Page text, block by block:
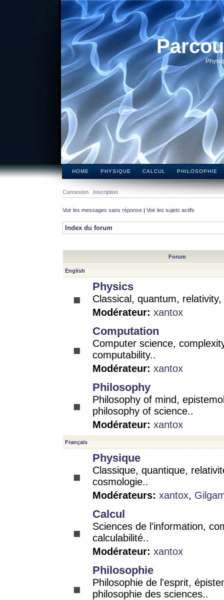
HOME PHYSIQUE CALCUL PHILOSOPHIE
Connexion Inscription
Voir les messages sans réponse | Voir les sujets actifs
Index du forum
Forum
English
Physics
Classical, quantum,
Modérateur: xantox
Computation
Computer science,
computability..
Modérateur: xantox
Philosophy
Philosophy of mind,
philosophy of science..
Modérateur: xantox
Français
Physique
Classique, quantique,
cosmologie..
Modérateurs: xantox,
Calcul
Sciences de l'information,
calculabilité..
Modérateur: xantox
Philosophie
Philosophie de l'esprit,
philosophie des sciences..